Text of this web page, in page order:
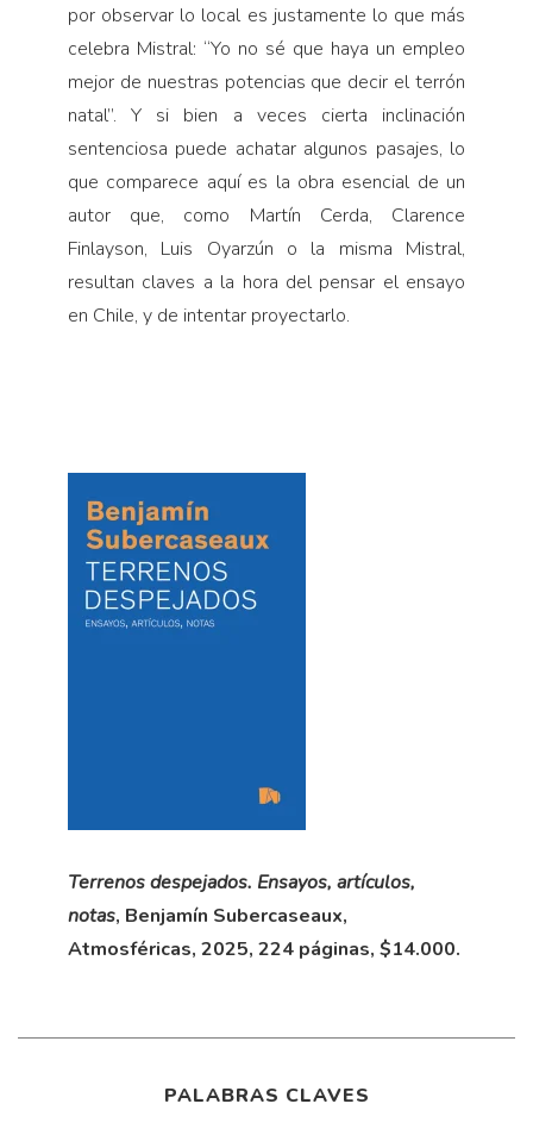
por observar lo local es justamente lo que más
celebra Mistral: “Yo no sé que haya un empleo
mejor de nuestras potencias que decir el terrón
natal”. Y si bien a veces cierta inclinación
sentenciosa puede achatar algunos pasajes, lo
que comparece aquí es la obra esencial de un
autor que, como Martín Cerda, Clarence
Finlayson, Luis Oyarzún o la misma Mistral,
resultan claves a la hora del pensar el ensayo
en Chile, y de intentar proyectarlo.
Terrenos despejados. Ensayos, artículos,
notas, Benjamín Subercaseaux,
Atmosféricas, 2025, 224 páginas, $14.000.
PALABRAS CLAVES